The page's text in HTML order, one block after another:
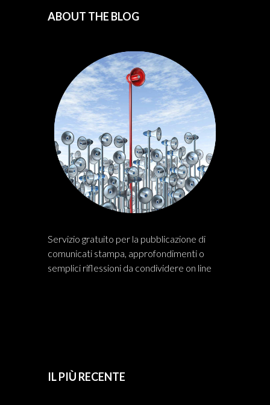
ABOUT THE BLOG
Servizio gratuito per la pubblicazione di
comunicati stampa, approfondimenti o
semplici riflessioni da condividere on line
IL PIÙ RECENTE